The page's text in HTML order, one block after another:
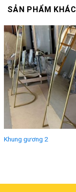
SẢN PHẨM KHÁC
Khung gương 2